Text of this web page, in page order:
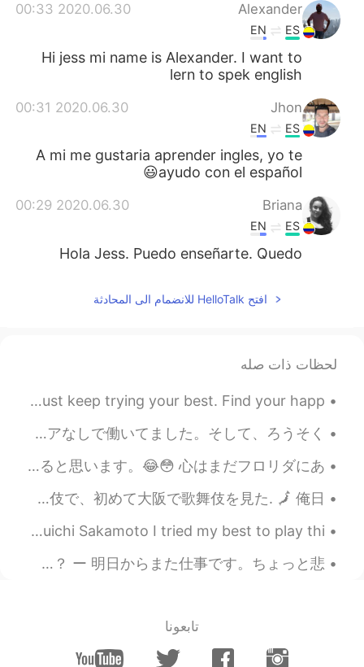
Alexander
2020.06.30 00:33
ES
EN
Hi jess mi name is Alexander. I want to
lern to spek english
Jhon
2020.06.30 00:31
ES
EN
A mi me gustaria aprender ingles, yo te
ayudo con el español😃
Briana
2020.06.30 00:29
ES
EN
Hola Jess. Puedo enseñarte. Quedo
Lily
2020.06.30 00:25
"Ser". 🤗
Ucan only buy used mirror
2020.06.30 00:18
ES
EN
Talking me
Mailo
2020.06.30 00:16
ジェッサ民
افتح HelloTalk للانضمام الى المحادثة
لحظات ذات صله
What's your dream job? If you're having a hard time, just keep trying your best. Find your happ...
一昨日は「Ashcroft」と言うコロラド州のゴーストタウンに行きました。私にとってこの場所は面白いです。元々、銀の鉱山の町でした。 鉱山労働者は適切なギアなしで働いてました。そして、ろうそく...
休みから帰りたばかりだから仕事をまだあまりしたくない。猫ちゃんは私の心が読められそう。。。私のレポートは遅れて、上司が私に怒るになる場合は、この写真を送ると思います。😂😳 心はまだフロリダにあ...
大阪は昔から日本で一番好きな都市でした. 俺の祖父母は大阪に住んでいます. 俺の好きな日本食であるたこ焼きは大阪で作られた. 俺の好きな文化は歌舞伎で、初めて大阪で歌舞伎を見た. 🗾 俺日...
戦場のメリークリスマス 坂本 龍一 Merry Christmas Mr. Lawrence by Ryuichi Sakamoto I tried my best to play thi...
昨夜は星空を見てた。2つの流れ星を見ました！超早かったから望みをできなかった。 太陽は星ですね。十億の星があるから、地球みたいな世界がいくつあるのかな？ ー 明日からまた仕事です。ちょっと悲...
تابعونا